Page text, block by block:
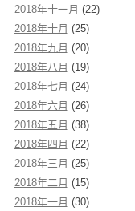
2018年十一月 (22)
2018年十月 (25)
2018年九月 (20)
2018年八月 (19)
2018年七月 (24)
2018年六月 (26)
2018年五月 (38)
2018年四月 (22)
2018年三月 (25)
2018年二月 (15)
2018年一月 (30)